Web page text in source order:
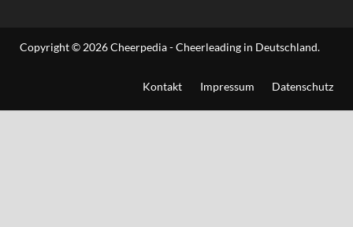
Copyright © 2026Cheerpedia - Cheerleading in Deutschland.
Kontakt Impressum Datenschutz